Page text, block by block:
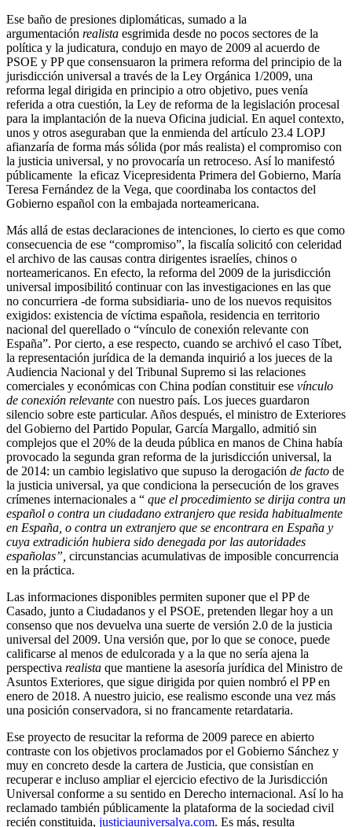
Ese baño de presiones diplomáticas, sumado a la
argumentación realista esgrimida desde no pocos sectores de la
política y la judicatura, condujo en mayo de 2009 al acuerdo de
PSOE y PP que consensuaron la primera reforma del principio de la
jurisdicción universal a través de la Ley Orgánica 1/2009, una
reforma legal dirigida en principio a otro objetivo, pues venía
referida a otra cuestión, la Ley de reforma de la legislación procesal
para la implantación de la nueva Oficina judicial. En aquel contexto,
unos y otros aseguraban que la enmienda del artículo 23.4 LOPJ
afianzaría de forma más sólida (por más realista) el compromiso con
la justicia universal, y no provocaría un retroceso. Así lo manifestó
públicamente la eficaz Vicepresidenta Primera del Gobierno, María
Teresa Fernández de la Vega, que coordinaba los contactos del
Gobierno español con la embajada norteamericana.
Más allá de estas declaraciones de intenciones, lo cierto es que como
consecuencia de ese “compromiso”, la fiscalía solicitó con celeridad
el archivo de las causas contra dirigentes israelíes, chinos o
norteamericanos. En efecto, la reforma del 2009 de la jurisdicción
universal imposibilitó continuar con las investigaciones en las que
no concurriera -de forma subsidiaria- uno de los nuevos requisitos
exigidos: existencia de víctima española, residencia en territorio
nacional del querellado o “vínculo de conexión relevante con
España”. Por cierto, a ese respecto, cuando se archivó el caso Tíbet,
la representación jurídica de la demanda inquirió a los jueces de la
Audiencia Nacional y del Tribunal Supremo si las relaciones
comerciales y económicas con China podían constituir ese vínculo
de conexión relevante con nuestro país. Los jueces guardaron
silencio sobre este particular. Años después, el ministro de Exteriores
del Gobierno del Partido Popular, García Margallo, admitió sin
complejos que el 20% de la deuda pública en manos de China había
provocado la segunda gran reforma de la jurisdicción universal, la
de 2014: un cambio legislativo que supuso la derogación de facto de
la justicia universal, ya que condiciona la persecución de los graves
crímenes internacionales a “ que el procedimiento se dirija contra un
español o contra un ciudadano extranjero que resida habitualmente
en España, o contra un extranjero que se encontrara en España y
cuya extradición hubiera sido denegada por las autoridades
españolas”, circunstancias acumulativas de imposible concurrencia
en la práctica.
Las informaciones disponibles permiten suponer que el PP de
Casado, junto a Ciudadanos y el PSOE, pretenden llegar hoy a un
consenso que nos devuelva una suerte de versión 2.0 de la justicia
universal del 2009. Una versión que, por lo que se conoce, puede
calificarse al menos de edulcorada y a la que no sería ajena la
perspectiva realista que mantiene la asesoría jurídica del Ministro de
Asuntos Exteriores, que sigue dirigida por quien nombró el PP en
enero de 2018. A nuestro juicio, ese realismo esconde una vez más
una posición conservadora, si no francamente retardataria.
Ese proyecto de resucitar la reforma de 2009 parece en abierto
contraste con los objetivos proclamados por el Gobierno Sánchez y
muy en concreto desde la cartera de Justicia, que consistían en
recuperar e incluso ampliar el ejercicio efectivo de la Jurisdicción
Universal conforme a su sentido en Derecho internacional. Así lo ha
reclamado también públicamente la plataforma de la sociedad civil
recién constituida, justiciauniversalya.com. Es más, resulta